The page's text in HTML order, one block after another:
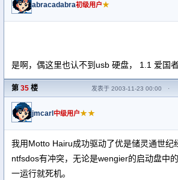
abracadabra初级用户★
是啊，偶这里也认不到usb 硬盘， 1.1 爱国者
第 35 楼 发表于 2003-11-23 00:00 ·
jmcarl 中级用户★★
我用Motto Hairu成功驱动了优是储灵通世纪
ntfsdos有冲突，无论是wengier的启动盘中
一运行就死机。